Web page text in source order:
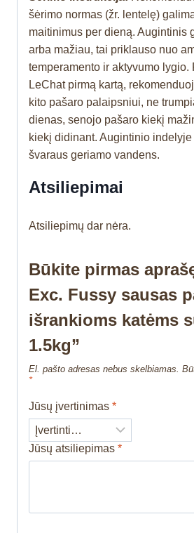
šėrimo normas (žr. lentelę)
maitinimus per dieną. Augintinis
arba mažiau, tai priklauso nuo
temperamento ir aktyvumo lygio.
LeChat pirmą kartą,
kito pašaro palaipsniui, ne
dienas, senojo pašaro kiekį
kiekį didinant. Augintinio
švaraus geriamo vandens.
Atsiliepimai
Atsiliepimų dar nėra.
Būkite pirmas
Exc. Fussy sausas
išrankioms katėms
1.5kg”
El. pašto adresas nebus skelbiamas.
*
Jūsų įvertinimas *
Jūsų atsiliepimas *